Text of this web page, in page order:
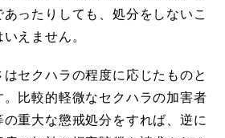
ったりしても、処分をしないこ
えません。
セクハラの程度に応じたものと
比較的軽微なセクハラの加害者
重大な懲戒処分をすれば、逆に